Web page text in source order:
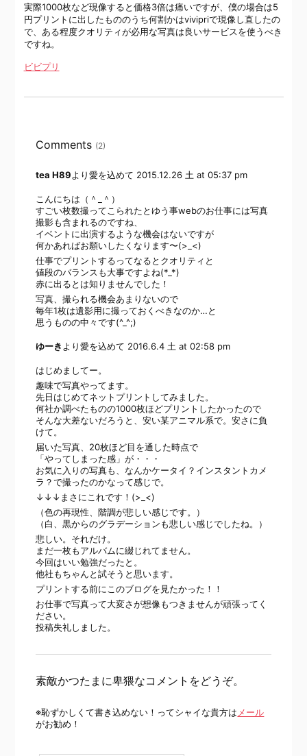
実際1000枚など現像すると価格3倍は痛いですが、僕の場合は5
円プリントに出したもののうち何割かはvivipriで現像し直したの
で、ある程度クオリティが必用な写真は良いサービスを使うべき
ですね。
ビビプリ
Comments (2)
tea H89より愛を込めて 2015.12.26 土 at 05:37 pm
こんにちは（＾_＾）
すごい枚数撮ってこられたとゆう事webのお仕事には写真
撮影も含まれるのですね、
イベントに出演するような機会はないですが
何かあればお願いしたくなります〜(>_<)
仕事でプリントするってなるとクオリティと
値段のバランスも大事ですよね(*_*)
赤に出るとは知りませんでした！
写真、撮られる機会あまりないので
毎年1枚は遺影用に撮っておくべきなのか…と
思うものの中々です(^_^;)
ゆーき より愛を込めて 2016.6.4 土 at 02:58 pm
はじめましてー。
趣味で写真やってます。
先日はじめてネットプリントしてみました。
何社か調べたものの1000枚ほどプリントしたかったので
そんな大差ないだろうと、安い某アニマル系で。安さに負
けて。
届いた写真、20枚ほど目を通した時点で
「やってしまった感」が・・・
お気に入りの写真も、なんかケータイ？インスタントカメ
ラ？で撮ったのかなって感じで。
↓↓↓まさにこれです！(>_<)
（色の再現性、階調が悲しい感じです。）
（白、黒からのグラデーションも悲しい感じでしたね。）
悲しい。それだけ。
まだ一枚もアルバムに綴じれてません。
今回はいい勉強だったと。
他社もちゃんと試そうと思います。
プリントする前にこのブログを見たかった！！
お仕事で写真って大変さが想像もつきませんが頑張ってく
ださい。
投稿失礼しました。
素敵かつたまに卑猥なコメントをどうぞ。
※恥ずかしくて書き込めない！ってシャイな貴方は メール
がお勧め！